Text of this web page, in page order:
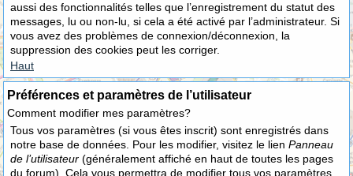
aussi des fonctionnalités telles que l’enregistrement du statut des
messages, lu ou non-lu, si cela a été activé par l’administrateur. Si
vous avez des problèmes de connexion/déconnexion, la
suppression des cookies peut les corriger.
Haut
Préférences et paramètres de l’utilisateur
Comment modifier mes paramètres?
Tous vos paramètres (si vous êtes inscrit) sont enregistrés dans
notre base de données. Pour les modifier, visitez le lien Panneau
de l’utilisateur (généralement affiché en haut de toutes les pages
du forum). Cela vous permettra de modifier tous vos paramètres